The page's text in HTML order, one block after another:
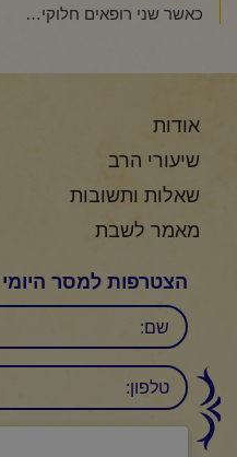
כאשר שני רופאים חלוקים בדעתם האם על החולה לצום
אודות
שיעורי הרב
שאלות ותשובות
מאמר לשבת
הצטרפות למסר היומי
שם
טלפון: